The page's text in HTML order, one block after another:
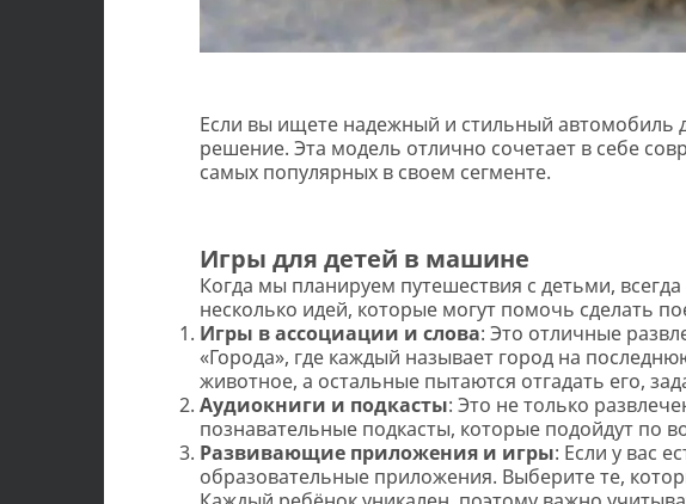
Если вы ищете надежный и стильный автомобиль
решение. Эта модель отлично сочетает в себе
самых популярных в своем сегменте.
Игры для детей в машине
Когда мы планируем путешествия с детьми,
несколько идей, которые могут помочь сделать
Игры в ассоциации и слова: Это отличные
«Города», где каждый называет город на
животное, а остальные пытаются отгадать его,
Аудиокниги и подкасты: Это не только
познавательные подкасты, которые подойдут по
Развивающие приложения и игры: Если у вас
образовательные приложения. Выберите те,